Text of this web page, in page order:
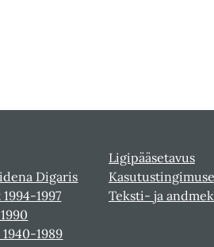
Digaris
1997
1989
Ligipääsetavus
Teksti- ja